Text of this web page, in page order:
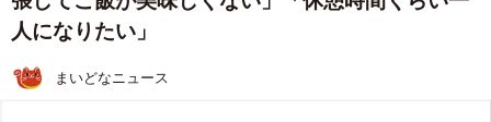
人になりたい」
まいどなニュース